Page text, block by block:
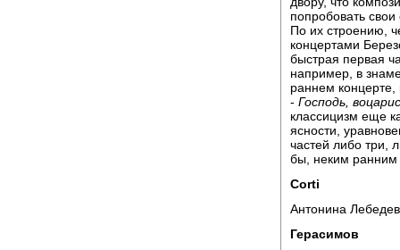
попробовать
По их строению,
концертами
быстрая первая
например, в
раннем
- Господь,
классицизм еще
ясности,
частей либо три,
бы, неким ранним
Corti
Антонина
Герасимов